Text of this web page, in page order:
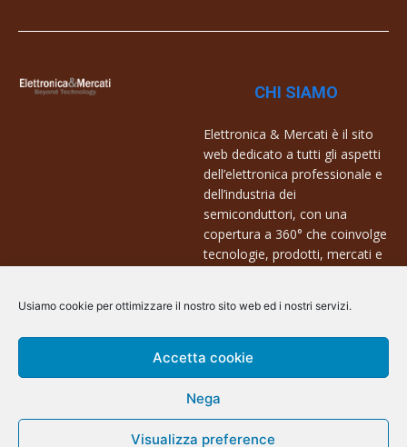
Usiamo cookie per ottimizzare il nostro sito web ed i nostri servizi.
Accetta cookie
Nega
Visualizza preference
CHI SIAMO
Elettronica & Mercati è il sito
web dedicato a tutti gli aspetti
dell’elettronica professionale e
dell’industria dei
semiconduttori, con una
copertura a 360° che coinvolge
tecnologie, prodotti, mercati e
Contatti:
info@arscommunication.it
@ArsCommunication 2023